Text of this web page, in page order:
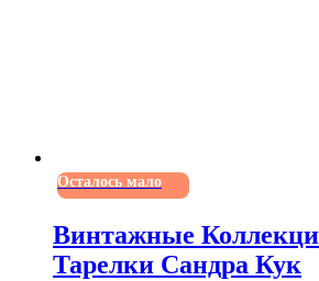
Осталось мало
Винтажные
Тарелки Сандра Кук